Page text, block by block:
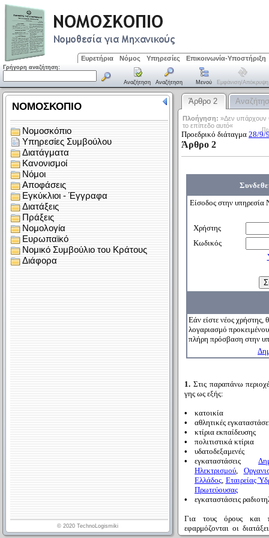
Ευρετήρια Νόμος Υπηρεσίες Επικοινωνία-Υποστήριξη
Γρήγορη αναζήτηση:
Αναζήτηση Αναζήτηση Μενού Εμφάνιση/απόκρυψη
Άρθρο 2